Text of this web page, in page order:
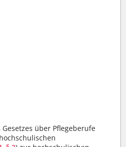
über Pflegeberufe